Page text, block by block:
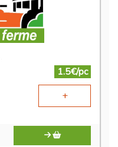
1.5€/pc
+